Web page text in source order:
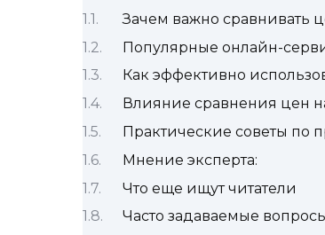
Зачем важно сравнивать
Популярные онлайн-
Как эффективно
Влияние сравнения цен
Практические советы по
Мнение эксперта:
Что еще ищут читатели
Часто задаваемые